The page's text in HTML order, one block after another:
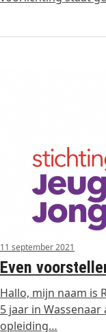
11 september 2021
Even
Hallo, mijn naam is
5 jaar in
opleiding…